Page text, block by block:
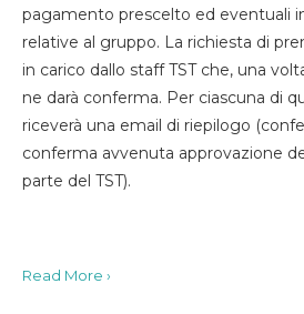
pagamento prescelto ed eventuali
relative al gruppo. La richiesta di
in carico dallo staff TST che, una
ne darà conferma. Per ciascuna di
riceverà una email di riepilogo
conferma avvenuta approvazione
parte del TST).
Read More ›